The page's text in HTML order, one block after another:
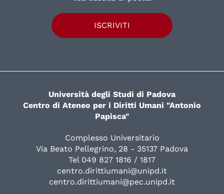
ISCRIVITI
Università degli Studi di Padova
Centro di Ateneo per i Diritti Umani "Antonio
Papisca"
Complesso Universitario
Via Beato Pellegrino, 28 - 35137 Padova
Tel 049 827 1816 / 1817
centro.dirittiumani@unipd.it
centro.dirittiumani@pec.unipd.it